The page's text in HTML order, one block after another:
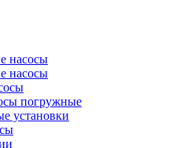
насосы
насосы
погружные
установки